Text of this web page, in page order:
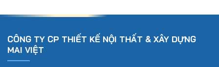
CÔNG TY CP THIẾT KẾ NỘI THẤT & XÂY DỰNG
MAI VIỆT